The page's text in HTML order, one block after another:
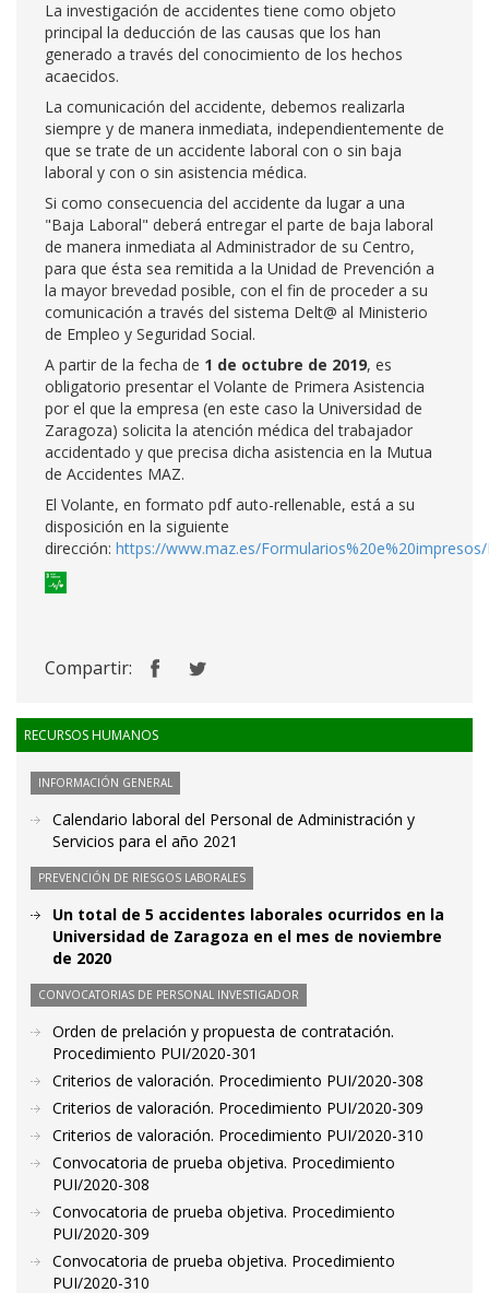
La investigación de accidentes tiene como objeto
principal la deducción de las causas que los han
generado a través del conocimiento de los hechos
acaecidos.
La comunicación del accidente, debemos realizarla
siempre y de manera inmediata, independientemente de
que se trate de un accidente laboral con o sin baja
laboral y con o sin asistencia médica.
Si como consecuencia del accidente da lugar a una
"Baja Laboral" deberá entregar el parte de baja laboral
de manera inmediata al Administrador de su Centro,
para que ésta sea remitida a la Unidad de Prevención a
la mayor brevedad posible, con el fin de proceder a su
comunicación a través del sistema Delt@ al Ministerio
de Empleo y Seguridad Social.
A partir de la fecha de 1 de octubre de 2019, es
obligatorio presentar el Volante de Primera Asistencia
por el que la empresa (en este caso la Universidad de
Zaragoza) solicita la atención médica del trabajador
accidentado y que precisa dicha asistencia en la Mutua
de Accidentes MAZ.
El Volante, en formato pdf auto-rellenable, está a su
disposición en la siguiente
dirección: https://www.maz.es/
Compartir:
RECURSOS HUMANOS
INFORMACIÓN GENERAL
Calendario laboral del Personal de Administración y
Servicios para el año 2021
PREVENCIÓN DE RIESGOS LABORALES
Un total de 5 accidentes laborales ocurridos en la
Universidad de Zaragoza en el mes de noviembre
de 2020
CONVOCATORIAS DE PERSONAL INVESTIGADOR
Orden de prelación y propuesta de contratación.
Procedimiento PUI/2020-301
Criterios de valoración. Procedimiento PUI/2020-308
Criterios de valoración. Procedimiento PUI/2020-309
Criterios de valoración. Procedimiento PUI/2020-310
Convocatoria de prueba objetiva. Procedimiento
PUI/2020-308
Convocatoria de prueba objetiva. Procedimiento
PUI/2020-309
Convocatoria de prueba objetiva. Procedimiento
PUI/2020-310